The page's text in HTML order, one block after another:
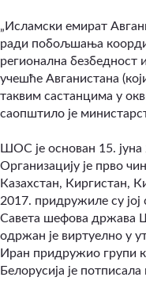
„Исламски емират
ради побољшања
регионална безбедност
учешће Авганистана
таквим састанцима у
саопштило је
ШОС је основан 15.
Организацију је прво
Казахстан, Киргистан,
2017. придружиле су јој
Савета шефова држава
одржан је виртуелно у
Иран придружио групи
Белорусија је